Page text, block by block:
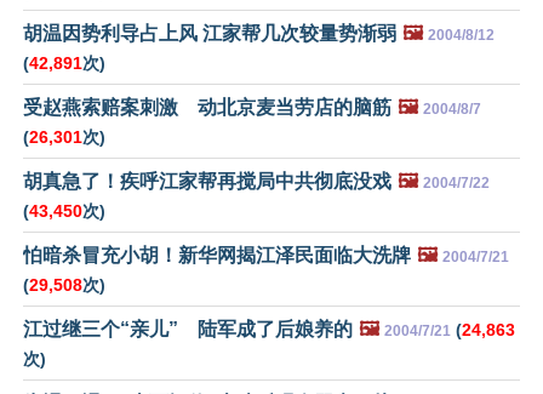
胡温因势利导占上风 江家帮几次较量势渐弱 🖼️ 2004/8/12
(42,891次)
受赵燕索赔案刺激 动北京麦当劳店的脑筋 🖼️ 2004/8/7
(26,301次)
胡真急了！疾呼江家帮再搅局中共彻底没戏 🖼️ 2004/7/22
(43,450次)
怕暗杀冒充小胡！新华网揭江泽民面临大洗牌 🖼️ 2004/7/21
(29,508次)
江过继三个“亲儿” 陆军成了后娘养的 🖼️ 2004/7/21 (24,863
次)